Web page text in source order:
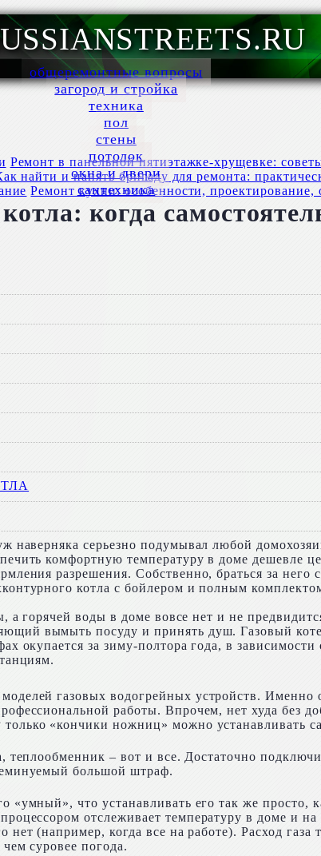
общеремонтные вопросы
загород и стройка
техника
пол
стены
потолок
окна и двери
сантехника
Ремонт в панельной пятиэтажке-хрущевке:
найти и нанять бригаду для ремонта:
Ремонт кухни: особенности, проектирование,
когда
серьезно подумывал любой
комфортную температуру в доме дешевле
разрешения. Собственно, браться за
котла с бойлером и полным
а горячей воды в доме вовсе нет и не
вымыть посуду и принять душ. Газовый
окупается за зиму-полтора года, в
газовых водогрейных устройств. Именно
работы. Впрочем, нет худа без
«кончики ножниц» можно устанавливать
теплообменник – вот и все. Достаточно
большой штраф.
«умный», что устанавливать его так же
отслеживает температуру в доме и
(например, когда все на работе). Расход
суровее погода.